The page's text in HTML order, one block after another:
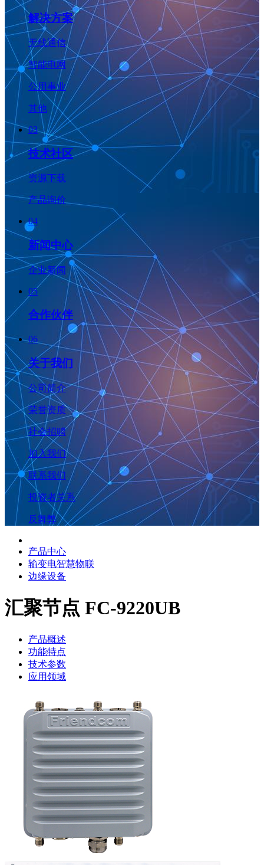
解决方案
无线通信
智能电网
公用事业
其他
03
技术社区
资源下载
产品询价
04
新闻中心
企业新闻
05
合作伙伴
06
关于我们
公司简介
荣誉资质
社会招聘
加入我们
联系我们
投资者关系
反舞弊
产品中心
输变电智慧物联
边缘设备
汇聚节点 FC-9220UB
产品概述
功能特点
技术参数
应用领域